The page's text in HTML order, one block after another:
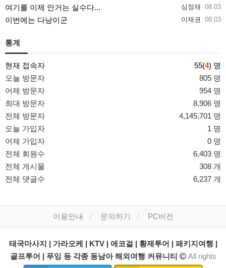
심정재 08.03
여기를 이제 안거는 실수다...
이재권 08.03
이번에는 다낭이군
통계
현재 접속자 55(4) 명
오늘 방문자
805 명
어제 방문자
954 명
최대 방문자
8,906 명
전체 방문자
4,145,701 명
오늘 가입자
1 명
어제 가입자
0 명
전체 회원수
6,403 명
전체 게시물
308 개
전체 댓글수
6,237 개
이용안내 문의하기 PC버전
태국마사지 | 가라오케 | KTV | 에코걸 | 황제투어 | 패키지여행 |
골프투어 | 푸잉 등 각종 동남아 해외여행 커뮤니티
All rights